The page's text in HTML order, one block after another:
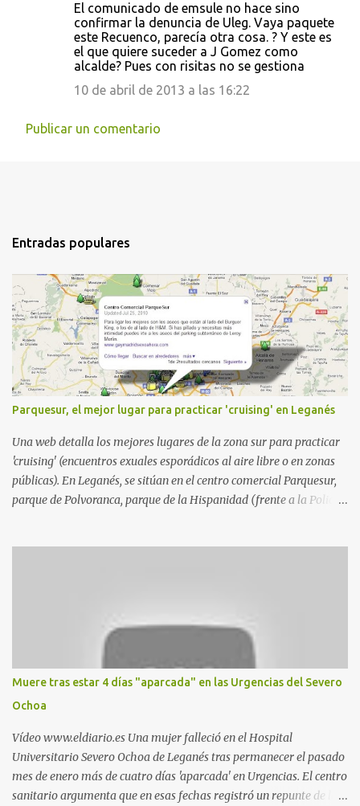
El comunicado de emsule no hace sino
confirmar la denuncia de Uleg. Vaya paquete
este Recuenco, parecía otra cosa. ? Y este es
el que quiere suceder a J Gomez como
alcalde? Pues con risitas no se gestiona
10 de abril de 2013 a las 16:22
Publicar un comentario
Entradas populares
Parquesur, el mejor lugar para practicar 'cruising' en Leganés
Una web detalla los mejores lugares de la zona sur para practicar
'cruising' (encuentros exuales esporádicos al aire libre o en zonas
públicas). En Leganés, se sitúan en el centro comercial Parquesur,
parque de Polvoranca, parque de la Hispanidad (frente a la Policía
estadio municipal de Butarque) y caminos entre el estadio y Plaza
Nueva. Otro lugar: Escombrera de Polvoranca, entre Leganés y
Móstoles También en el parque de la Hispanidad, situado frente a
la Policía Local de Leganés de la calle Chile, 1, y junto al
cementerio de Butarque". Más información
Muere tras estar 4 días "aparcada" en las Urgencias del Severo
Ochoa
Vídeo www.eldiario.es Una mujer falleció en el Hospital
Universitario Severo Ochoa de Leganés tras permanecer el pasado
mes de enero más de cuatro días 'aparcada' en Urgencias. El centro
sanitario argumenta que en esas fechas registró un repunte de las